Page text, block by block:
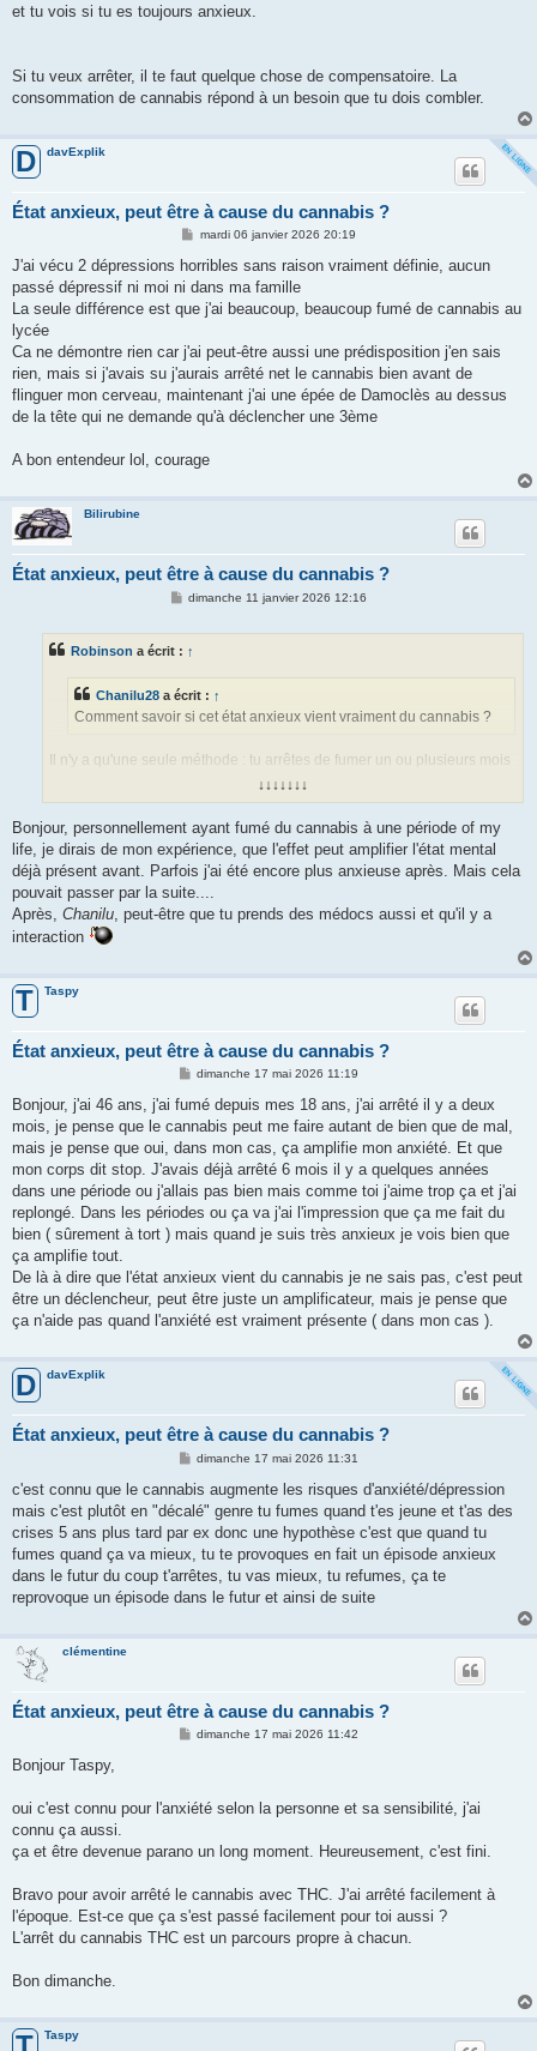
et tu vois si tu es toujours anxieux.
Si tu veux arrêter, il te faut quelque chose de compensatoire. La
consommation de cannabis répond à un besoin que tu dois combler.
D davExplik
État anxieux, peut être à cause du cannabis ?
M
s
a
g
mardi 06 janvier 2026 20:19
J'ai vécu 2 dépressions horribles sans raison vraiment définie, aucun
passé dépressif ni moi ni dans ma famille
La seule différence est que j'ai beaucoup, beaucoup fumé de cannabis au
lycée
Ca ne démontre rien car j'ai peut-être aussi une prédisposition j'en sais
rien, mais si j'avais su j'aurais arrêté net le cannabis bien avant de
flinguer mon cerveau, maintenant j'ai une épée de Damoclès au dessus
de la tête qui ne demande qu'à déclencher une 3ème
A bon entendeur lol, courage
Bilirubine
État anxieux, peut être à cause du cannabis ?
M
a
dimanche 11 janvier 2026 12:16
Robinson a écrit : ↑
Chanilu28 a écrit : ↑
Comment savoir si cet état anxieux vient vraiment du cannabis ?
Il n'y a qu'une seule méthode : tu arrêtes de fumer un ou plusieurs mois
et tu vois si tu es toujours anxieux.
Si tu veux arrêter, il te faut quelque chose de compensatoire. La
consommation de cannabis répond à un besoin que tu dois combler.
↓↓↓↓↓↓↓
Bonjour, personnellement ayant fumé du cannabis à une période of my
life, je dirais de mon expérience, que l'effet peut amplifier l'état mental
déjà présent avant. Parfois j'ai été encore plus anxieuse après. Mais cela
pouvait passer par la suite....
Après, Chanilu , peut-être que tu prends des médocs aussi et qu'il y a
interaction
T Taspy
État anxieux, peut être à cause du cannabis ?
M
s
a
g
dimanche 17 mai 2026 11:19
Bonjour, j'ai 46 ans, j'ai fumé depuis mes 18 ans, j'ai arrêté il y a deux
mois, je pense que le cannabis peut me faire autant de bien que de mal,
mais je pense que oui, dans mon cas, ça amplifie mon anxiété. Et que
mon corps dit stop. J'avais déjà arrêté 6 mois il y a quelques années
dans une période ou j'allais pas bien mais comme toi j'aime trop ça et j'ai
replongé. Dans les périodes ou ça va j'ai l'impression que ça me fait du
bien ( sûrement à tort ) mais quand je suis très anxieux je vois bien que
ça amplifie tout.
De là à dire que l'état anxieux vient du cannabis je ne sais pas, c'est peut
être un déclencheur, peut être juste un amplificateur, mais je pense que
ça n'aide pas quand l'anxiété est vraiment présente ( dans mon cas ).
D davExplik
État anxieux, peut être à cause du cannabis ?
M
s
a
g
dimanche 17 mai 2026 11:31
c'est connu que le cannabis augmente les risques d'anxiété/dépression
mais c'est plutôt en "décalé" genre tu fumes quand t'es jeune et t'as des
crises 5 ans plus tard par ex donc une hypothèse c'est que quand tu
fumes quand ça va mieux, tu te provoques en fait un épisode anxieux
dans le futur du coup t'arrêtes, tu vas mieux, tu refumes, ça te
reprovoque un épisode dans le futur et ainsi de suite
clémentine
État anxieux, peut être à cause du cannabis ?
M
g
dimanche 17 mai 2026 11:42
Bonjour Taspy,
oui c'est connu pour l'anxiété selon la personne et sa sensibilité, j'ai
connu ça aussi.
ça et être devenue parano un long moment. Heureusement, c'est fini.
Bravo pour avoir arrêté le cannabis avec THC. J'ai arrêté facilement à
l'époque. Est-ce que ça s'est passé facilement pour toi aussi ?
L'arrêt du cannabis THC est un parcours propre à chacun.
Bon dimanche.
Taspy